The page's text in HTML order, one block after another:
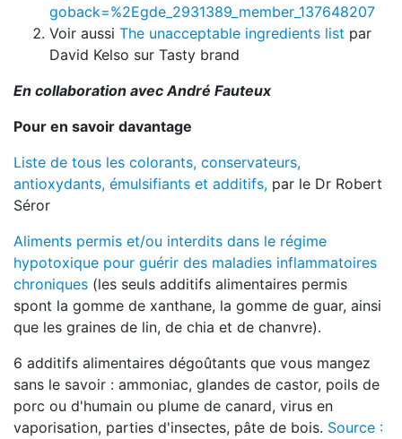
goback=%2Egde_2931389_member_137648207
Voir aussi The unacceptable ingredients list par
David Kelso sur Tasty brand
En collaboration avec André Fauteux
Pour en savoir davantage
Liste de tous les colorants, conservateurs,
antioxydants, émulsifiants et additifs, par le Dr Robert
Séror
Aliments permis et/ou interdits dans le régime
hypotoxique pour guérir des maladies inflammatoires
chroniques (les seuls additifs alimentaires permis
spont la gomme de xanthane, la gomme de guar, ainsi
que les graines de lin, de chia et de chanvre).
6 additifs alimentaires dégoûtants que vous mangez
sans le savoir : ammoniac, glandes de castor, poils de
porc ou d'humain ou plume de canard, virus en
vaporisation, parties d'insectes, pâte de bois. Source :